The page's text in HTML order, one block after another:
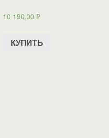
10 190,00₽
КУПИТЬ